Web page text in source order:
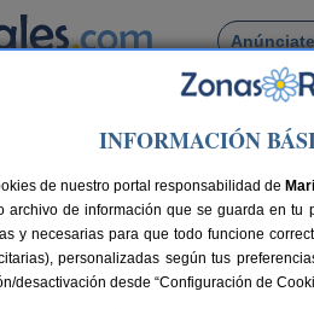
Busca por pueblo
de Carande
INFORMACIÓN
de nuestro portal responsabilidad de
de información que se guarda en
y necesarias para que todo funcione
personalizadas según tus
desactivación desde “Configuración de